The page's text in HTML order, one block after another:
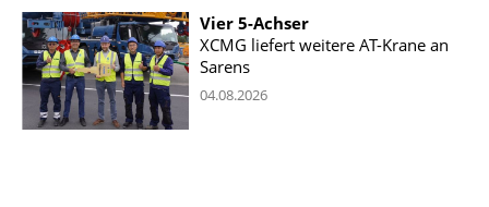
Vier 5-Achser
XCMG liefert weitere AT-Krane an
Sarens
04.08.2026